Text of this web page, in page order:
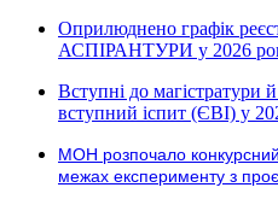
Оприлюднено графік
АСПІРАНТУРИ у 2026
Вступні до магістратури
вступний іспит (ЄВІ) у
МОН розпочало конкурсний
межах експерименту з